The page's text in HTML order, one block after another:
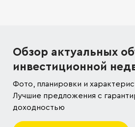
Обзор актуальных
инвестиционной
Фото, планировки и
Лучшие предложения с
доходностью